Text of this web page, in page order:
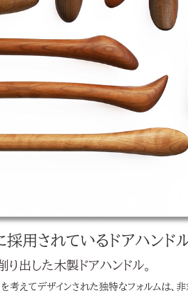
採用されているドアハンド
出した木製ドアハンドル。
考えてデザインされた独特なフォルムは、